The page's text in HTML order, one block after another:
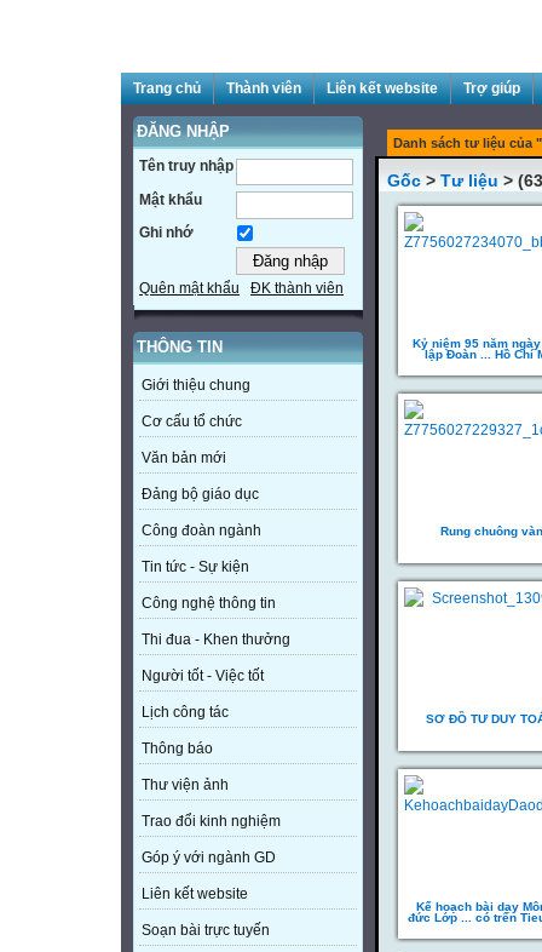
Trang chủ Thành viên Liên kết website Trợ giúp
ĐĂNG NHẬP
Tên truy nhập
Mật khẩu
Ghi nhớ
Quên mật khẩu ĐK thành viên
THÔNG TIN
Giới thiệu chung
Cơ cấu tổ chức
Văn bản mới
Đảng bộ giáo dục
Công đoàn ngành
Tin tức - Sự kiện
Công nghệ thông tin
Thi đua - Khen thưởng
Người tốt - Việc tốt
Lịch công tác
Thông báo
Thư viện ảnh
Trao đổi kinh nghiệm
Góp ý với ngành GD
Liên kết website
Soạn bài trực tuyến
Danh sách tư liệu của
Gốc > Tư liệu >
Kỷ niệm 95 năm
lập Đoàn ... Hồ Chí
Rung chuông
SƠ ĐỒ TƯ DUY
Kế hoạch bài dạy
đức Lớp ... có trên